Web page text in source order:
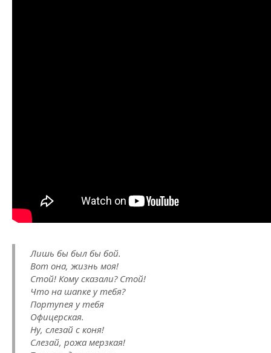
Лишь бы был бы бой.
Вот она, жизнь моя!
Стой! Кому сказали? Стой!
Что на шапке у тебя?
Портупея у тебя
Офицерская.
Ну, слезай с коня!
Слезай, рожа мерзкая!